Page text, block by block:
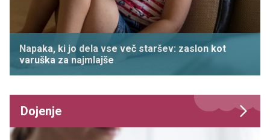
Napaka, ki jo dela vse več staršev: zaslon kot
varuška za najmlajše
Dojenje